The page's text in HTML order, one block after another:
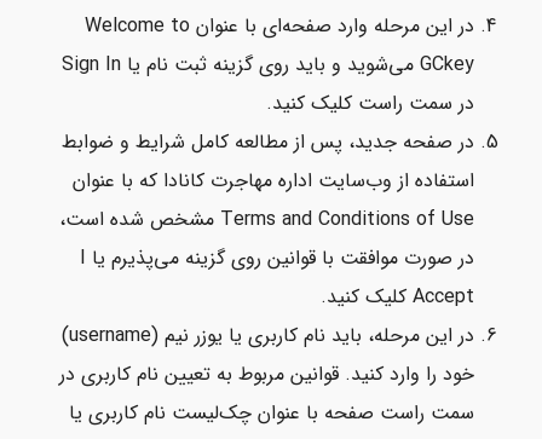
در این مرحله وارد صفحه‌ای با عنوان Welcome to
GCkey می‌شوید و باید روی گزینه ثبت نام یا Sign In
در سمت راست کلیک کنید.
در صفحه جدید، پس از مطالعه کامل شرایط و ضوابط
استفاده از وب‌سایت اداره مهاجرت کانادا که با عنوان
Terms and Conditions of Use مشخص شده است،
در صورت موافقت با قوانین روی گزینه می‌پذیرم یا I
Accept کلیک کنید.
در این مرحله، باید نام کاربری یا یوزر نیم (username)
خود را وارد کنید. قوانین مربوط به تعیین نام کاربری در
سمت راست صفحه با عنوان چک‌لیست نام کاربری یا